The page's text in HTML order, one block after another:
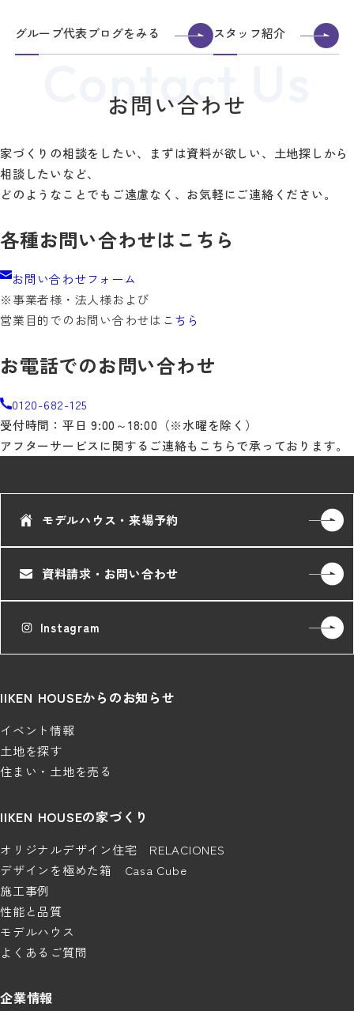
グループ代表ブログをみる スタッフ紹介
お問い合わせ
家づくりの相談をしたい、まずは資料が欲しい、土地探しから
相談したいなど、
どのようなことでもご遠慮なく、お気軽にご連絡ください。
各種お問い合わせはこちら
お問い合わせフォーム
※事業者様・法人様および
営業目的でのお問い合わせは こちら
お電話でのお問い合わせ
0120-682-125
受付時間：平日 9:00～18:00（※水曜を除く）
アフターサービスに関するご連絡もこちらで承っております。
モデルハウス・来場予約
資料請求・お問い合わせ
Instagram
IIKEN HOUSEからのお知らせ
イベント情報
土地を探す
住まい・土地を売る
IIKEN HOUSEの家づくり
オリジナルデザイン住宅 RELACIONES
デザインを極めた箱 Casa Cube
施工事例
性能と品質
モデルハウス
よくあるご質問
企業情報